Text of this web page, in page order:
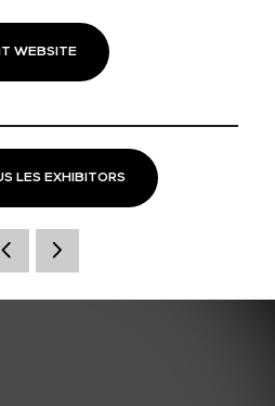
WEBSITE
LES EXHIBITORS